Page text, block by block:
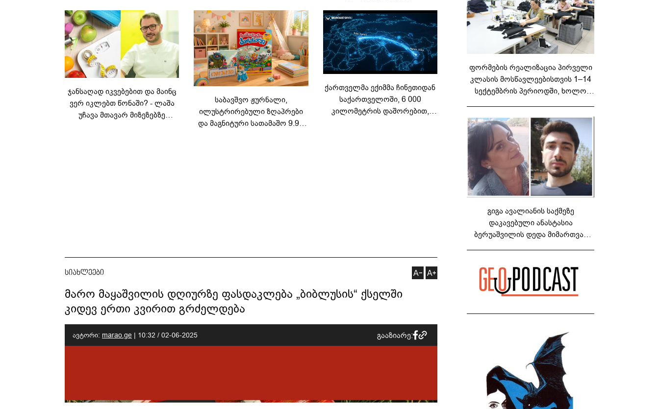
ჯანსაღად იკვებებით და მაინც
ვერ იკლებთ წონაში? - ლაშა
უჩავა მთავარ მიზეზებზე
საბავშვო ჟურნალი,
ილუსტრირებული ზღაპრები
და მაგნიტური სათამაშო 9.90
ქართველმა ექიმმა ჩინეთიდან
საქართველოში, 6 000
კილომეტრის დაშორებით,
სიახლეები
მარო მაყაშვილის დღიურზე ფასდაკლება „ბიბლუსის“ ქსელში
კიდევ ერთი კვირით გრძელდება
ავტორი: marao.ge | 10:32 / 02-06-2025 გააზიარე:
ფორმების რეალიზაცია პირველი
კლასის მოსწავლეებისთვის 1–14
სექტემბრის პერიოდში, ხოლო
გიგა ავალიანის საქმეზე
დაკავებული ანასტასია
ბერუაშვილის დედა მიმართვას
თავს, მის მერე მე მე არ ვარ"